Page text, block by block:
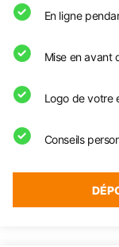
En ligne
Mise en avant
Logo de votre
Conseils